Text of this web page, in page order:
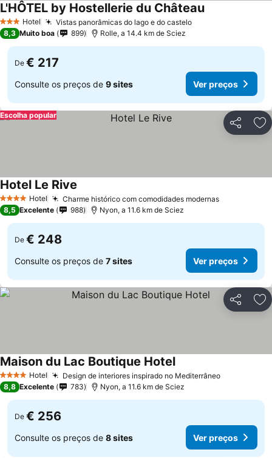
3 EstrelasHotel Vistas panorâmicas do lago e do castelo
L'HÔTEL by Hostellerie du Château
8,3 Muito boa 899 Rolle, a 14.4 km de Sciez
De € 217
Consulte os preços de 9 sites Ver preços
Partilhar
Escolha popular
4 EstrelasHotel Charme histórico com comodidades modernas
Hotel Le Rive
8,5 Excelente 988 Nyon, a 11.6 km de Sciez
De € 248
Consulte os preços de 7 sites Ver preços
Partilhar
4 EstrelasHotel Design de interiores inspirado no Mediterrâneo
Maison du Lac Boutique Hotel
8,8 Excelente 783 Nyon, a 11.6 km de Sciez
De € 256
Consulte os preços de 8 sites Ver preços